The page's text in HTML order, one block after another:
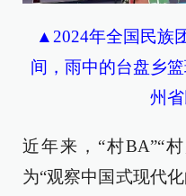
▲2024年全国民族
间，雨中的台盘乡
州省
近年来，“村BA”“
为“观察中国式现代